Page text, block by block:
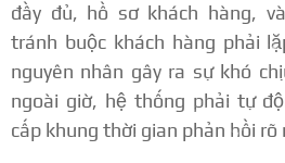
đầy đủ, hồ sơ khách hàng,
tránh buộc khách hàng phải
nguyên nhân gây ra sự khó
ngoài giờ, hệ thống phải tự
cấp khung thời gian phản hồi rõ